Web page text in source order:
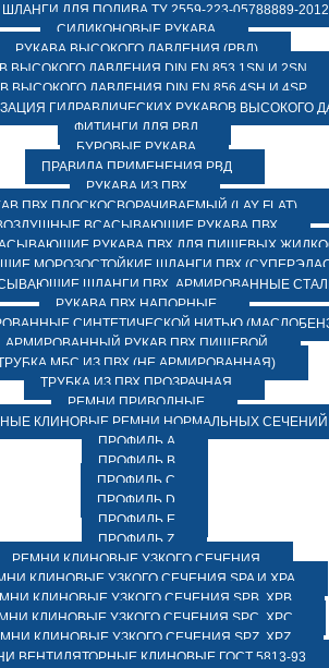
ШЛАНГИ ДЛЯ ПОЛИВА ТУ 2559-223-05788889-2012
СИЛИКОНОВЫЕ РУКАВА
РУКАВА ВЫСОКОГО ДАВЛЕНИЯ (РВД)
ВЫСОКОГО ДАВЛЕНИЯ DIN EN 853 1SN И 2SN
ВЫСОКОГО ДАВЛЕНИЯ DIN EN 856 4SH И 4SP
ГИДРАВЛИЧЕСКИХ РУКАВОВ ВЫСОКОГО
ФИТИНГИ ДЛЯ РВД
БУРОВЫЕ РУКАВА
ПРАВИЛА ПРИМЕНЕНИЯ РВД
РУКАВА ИЗ ПВХ
ПВХ ПЛОСКОСВОРАЧИВАЕМЫЙ (LAY FLAT)
ВСАСЫВАЮЩИЕ РУКАВА ПВХ
РУКАВА ПВХ ДЛЯ ПИЩЕВЫХ
МОРОЗОСТОЙКИЕ ШЛАНГИ ПВХ
ШЛАНГИ ПВХ, АРМИРОВАННЫЕ
РУКАВА ПВХ НАПОРНЫЕ
СИНТЕТИЧЕСКОЙ НИТЬЮ
АРМИРОВАННЫЙ РУКАВ ПВХ ПИЩЕВОЙ
МБС ИЗ ПВХ (НЕ АРМИРОВАННАЯ)
ТРУБКА ИЗ ПВХ ПРОЗРАЧНАЯ
РЕМНИ ПРИВОДНЫЕ
КЛИНОВЫЕ РЕМНИ НОРМАЛЬНЫХ СЕЧЕНИЙ
ПРОФИЛЬ A
ПРОФИЛЬ B
ПРОФИЛЬ C
ПРОФИЛЬ D
ПРОФИЛЬ E
ПРОФИЛЬ Z
РЕМНИ КЛИНОВЫЕ УЗКОГО СЕЧЕНИЯ
КЛИНОВЫЕ УЗКОГО СЕЧЕНИЯ SPA И XPA
КЛИНОВЫЕ УЗКОГО СЕЧЕНИЯ SPB, XPB
КЛИНОВЫЕ УЗКОГО СЕЧЕНИЯ SPC, XPC
КЛИНОВЫЕ УЗКОГО СЕЧЕНИЯ SPZ, XPZ
ВЕНТИЛЯТОРНЫЕ КЛИНОВЫЕ ГОСТ 5813-93